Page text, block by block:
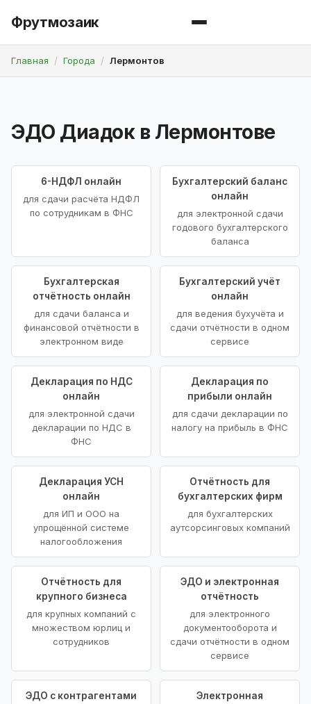
Фрутмозаик
Главная Города Лермонтов
ЭДО Диадок в Лермонтове
6-НДФЛ онлайн
для сдачи расчёта НДФЛ
по сотрудникам в ФНС
Бухгалтерский баланс
онлайн
для электронной сдачи
годового бухгалтерского
баланса
Бухгалтерская
отчётность онлайн
для сдачи баланса и
финансовой отчётности в
электронном виде
Бухгалтерский учёт
онлайн
для ведения бухучёта и
сдачи отчётности в одном
сервисе
Декларация по НДС
онлайн
для электронной сдачи
декларации по НДС в
ФНС
Декларация по
прибыли онлайн
для сдачи декларации по
налогу на прибыль в ФНС
Декларация УСН
онлайн
для ИП и ООО на
упрощённой системе
налогообложения
Отчётность для
бухгалтерских фирм
для бухгалтерских
аутсорсинговых компаний
Отчётность для
крупного бизнеса
для крупных компаний с
множеством юрлиц и
сотрудников
ЭДО и электронная
отчётность
для электронного
документооборота и
сдачи отчётности в одном
сервисе
ЭДО с контрагентами
Электронная